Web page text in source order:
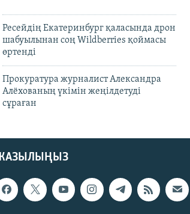
Ресейдің Екатеринбург қаласында дрон
шабуылынан соң Wildberries қоймасы
өртенді
Прокуратура журналист Александра
Алёхованың үкімін жеңілдетуді
сұраған